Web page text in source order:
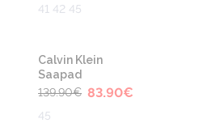
41 42 45
-40%
Calvin Klein
Saapad
139.90€ 83.90€
45